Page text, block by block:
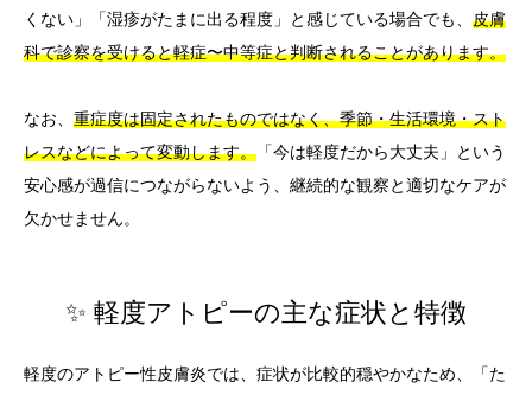
くない」「湿疹がたまに出る程度」と感じている場合でも、 皮膚
科で診察を受けると軽症〜中等症と判断されることがあります。
なお、 重症度は固定されたものではなく、季節・生活環境・スト
レスなどによって変動します。 「今は軽度だから大丈夫」という
安心感が過信につながらないよう、継続的な観察と適切なケアが
欠かせません。
✨ 軽度アトピーの主な症状と特徴
軽度のアトピー性皮膚炎では、症状が比較的穏やかなため、「た